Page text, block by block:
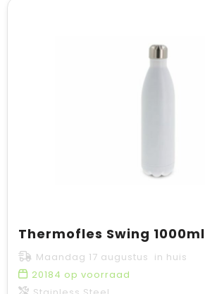
Thermofles Swing 1000ml
Maandag 17 augustus in huis
20184 op voorraad